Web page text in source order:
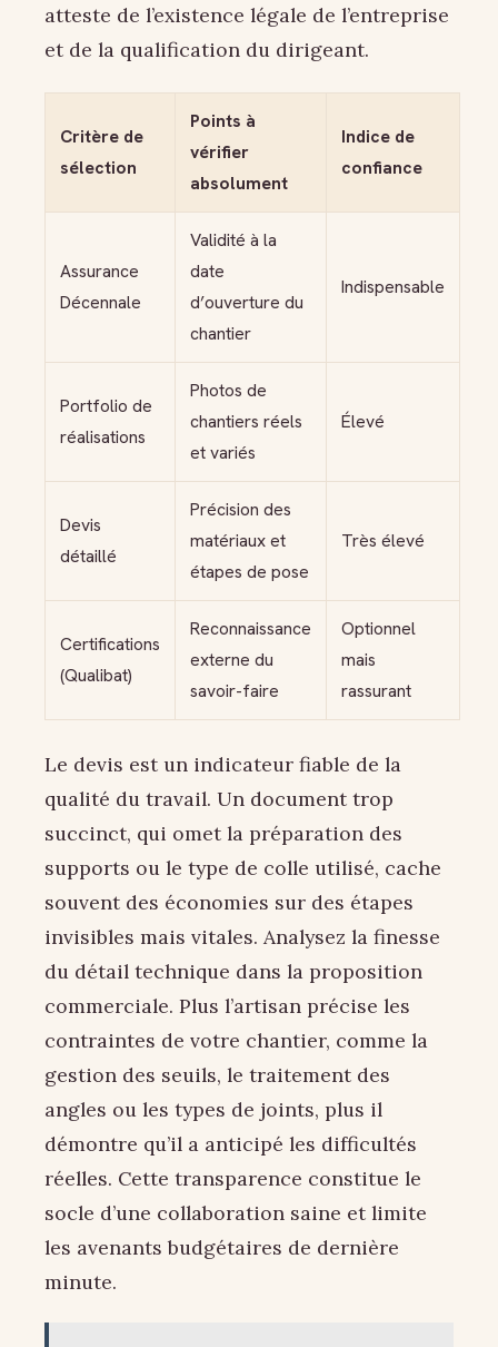
atteste de l’existence légale de l’entreprise
et de la qualification du dirigeant.
Critère de
sélection
Points à
vérifier
absolument
Indice de
confiance
Assurance
Décennale
Validité à la
date
d’ouverture du
chantier
Indispensable
Portfolio de
réalisations
Photos de
chantiers réels
et variés
Élevé
Devis
détaillé
Précision des
matériaux et
étapes de pose
Très élevé
Certifications
(Qualibat)
Reconnaissance
externe du
savoir-faire
Optionnel
mais
rassurant
Le devis est un indicateur fiable de la
qualité du travail. Un document trop
succinct, qui omet la préparation des
supports ou le type de colle utilisé, cache
souvent des économies sur des étapes
invisibles mais vitales. Analysez la finesse
du détail technique dans la proposition
commerciale. Plus l’artisan précise les
contraintes de votre chantier, comme la
gestion des seuils, le traitement des
angles ou les types de joints, plus il
démontre qu’il a anticipé les difficultés
réelles. Cette transparence constitue le
socle d’une collaboration saine et limite
les avenants budgétaires de dernière
minute.